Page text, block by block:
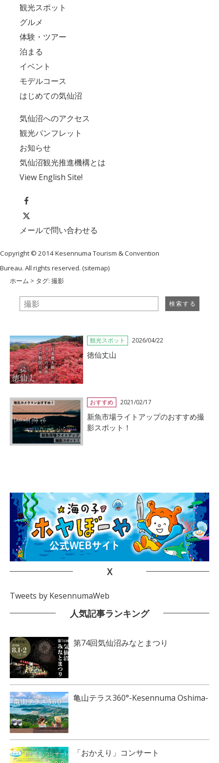
観光スポット
グルメ
体験・ツアー
泊まる
イベント
モデルコース
はじめての気仙沼
気仙沼へのアクセス
観光パンフレット
お知らせ
気仙沼観光推進機構とは
View English Site!
メールで問い合わせる
Copyright © 2014 Kesennuma Tourism & Convention
Bureau. All rights reserved. (sitemap)
ホーム > タグ: 撮影
観光スポット 2026/04/22
徳仙丈山
おすすめ 2021/02/17
新魚市場ライトアップのおすすめ撮
影スポット！
X
Tweets by KesennumaWeb
人気記事ランキング
第74回気仙沼みなとまつり
亀山テラス360°-Kesennuma Oshima-
「おかえり」コンサート